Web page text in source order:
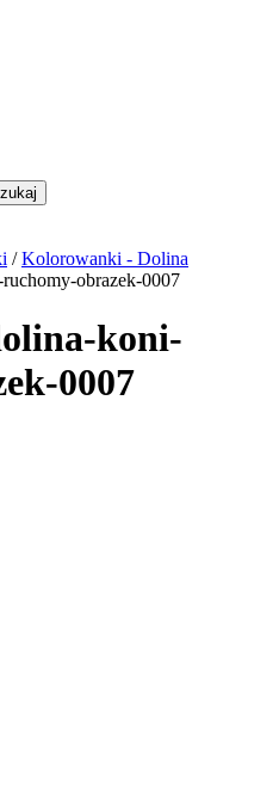
/Kolorowanki - Dolina
obrazek-0007
koni-
0007